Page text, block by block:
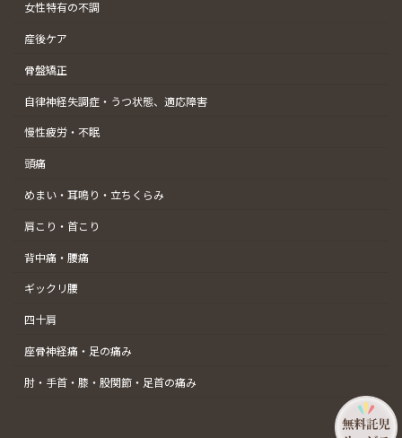
女性特有の不調
産後ケア
骨盤矯正
自律神経失調症・うつ状態、適応障害
慢性疲労・不眠
頭痛
めまい・耳鳴り・立ちくらみ
肩こり・首こり
背中痛・腰痛
ギックリ腰
四十肩
座骨神経痛・足の痛み
肘・手首・膝・股関節・足首の痛み